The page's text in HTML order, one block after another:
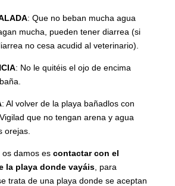
: Que no beban mucha agua
mucha, pueden tener diarrea (si
no cesa acudid al veterinario).
: No le quitéis el ojo de encima
: Al volver de la playa bañadlos con
que no tengan arena y agua
orejas.
damos escontactar con el
la playa donde vayáis, para
trata de una playa donde se aceptan